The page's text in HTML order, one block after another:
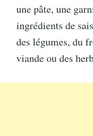
une pâte, une
ingrédients de
des légumes, du
viande ou des